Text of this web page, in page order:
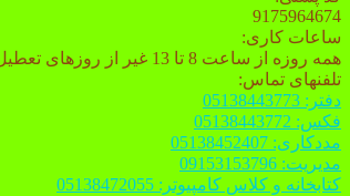
9175964674
ساعات کاری:
همه روزه از ساعت 8 تا 13 غیر از روزهای تعطیل
تلفنهای تماس:
دفتر: 05138443773
فکس: 05138443772
مددکاری: 05138452407
مدیریت: 09153153796
کتابخانه و کلاس کامپیوتر: 05138472055